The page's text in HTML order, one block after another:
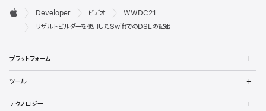
デ
ロ
ッ
パ
向

Apple
Developer ビデオ
WWDC21
リザルトビルダーを使用したSwiftでのDSLの記述
プラットフォーム
ュ
を
ツール
ュ
テクノロジー